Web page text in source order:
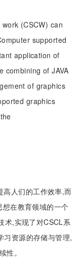
(CSCW) can
supported
application of
combining of JAVA
of graphics
graphics
高人们的工作效率,而
在教育领域的一个
术,实现了对CSCL系
习资源的存储与管理,
性。